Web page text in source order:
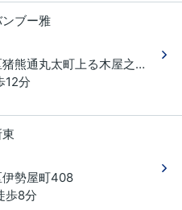
ブー雅
猪熊通丸太町上る木屋之町
４９
12分
伊勢屋町408
歩8分